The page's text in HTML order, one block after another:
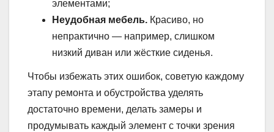
элементами;
Неудобная мебель. Красиво, но
непрактично — например, слишком
низкий диван или жёсткие сиденья.
Чтобы избежать этих ошибок, советую каждому
этапу ремонта и обустройства уделять
достаточно времени, делать замеры и
продумывать каждый элемент с точки зрения